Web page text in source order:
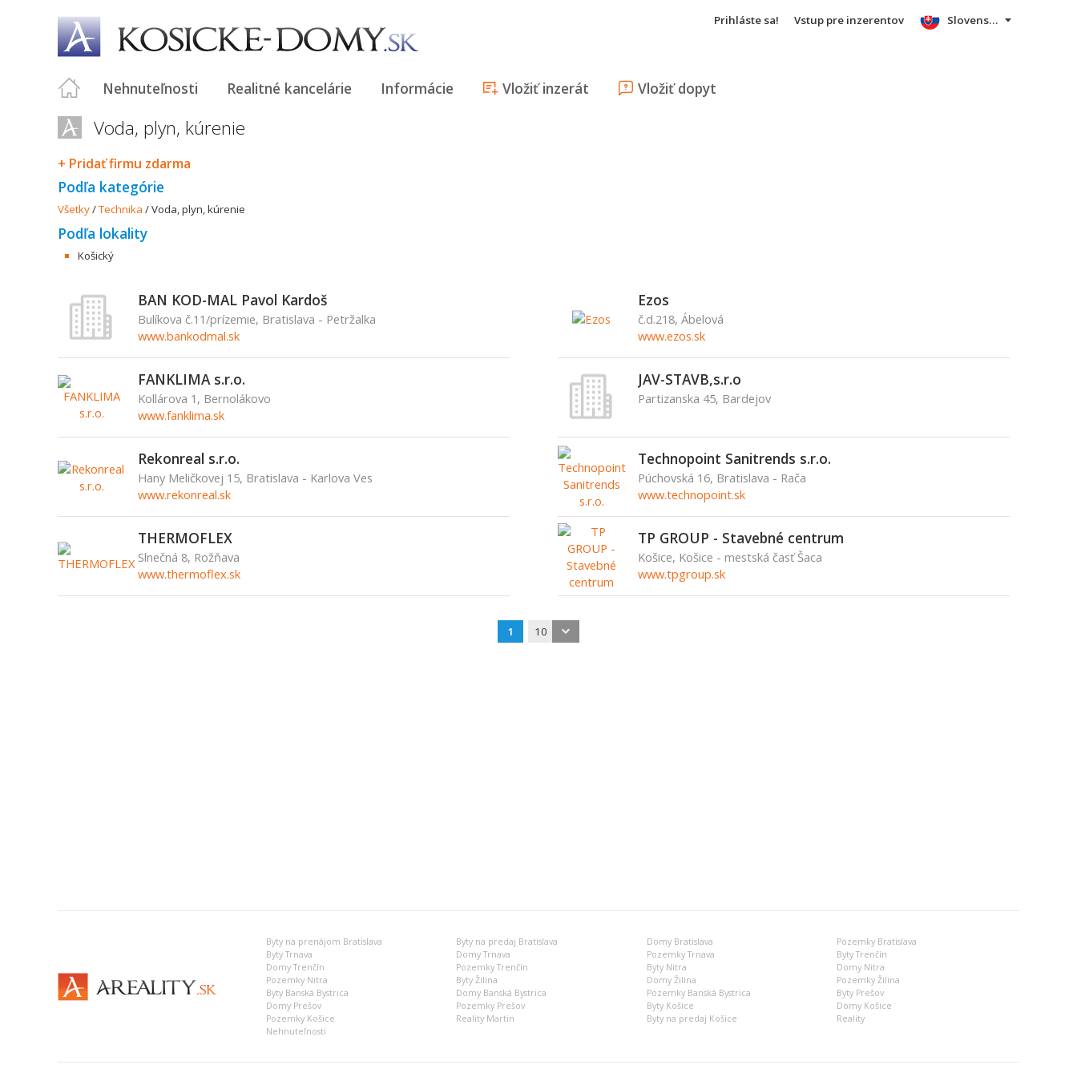
Prihláste sa! Vstup pre inzerentov
Nehnuteľnosti Realitné kancelárie Informácie Vložiť inzerát Vložiť dopyt
Slovensky
Voda, plyn, kúrenie
+ Pridať firmu zdarma
Podľa kategórie
Všetky/Technika /Voda, plyn, kúrenie
Podľa lokality
Košický
BAN KOD-MAL Pavol Kardoš
Bulíkova č.11/prízemie, Bratislava - Petržalka
www.bankodmal.sk
Ezos
č.d.218, Ábelová
www.ezos.sk
FANKLIMA s.r.o.
Kollárova 1, Bernolákovo
www.fanklima.sk
JAV-STAVB,s.r.o
Partizanska 45, Bardejov
Rekonreal s.r.o.
Hany Meličkovej 15, Bratislava - Karlova Ves
www.rekonreal.sk
Technopoint Sanitrends s.r.o.
Púchovská 16, Bratislava - Rača
www.technopoint.sk
THERMOFLEX
Slnečná 8, Rožňava
www.thermoflex.sk
TP GROUP - Stavebné centrum
Košice, Košice - mestská časť Šaca
www.tpgroup.sk
1 10
Byty na prenájom Bratislava Byty na predaj Bratislava Domy Bratislava
Pozemky Bratislava
Byty Trnava
Domy Trnava Pozemky Trnava
Byty Trenčín
Domy Trenčín
Pozemky Trenčín Byty Nitra
Domy Nitra
Pozemky Nitra
Byty Žilina Domy Žilina
Pozemky Žilina
Byty Banská Bystrica
Domy Banská Bystrica Pozemky Banská Bystrica
Byty Prešov
Domy Prešov
Pozemky Prešov Byty Košice
Domy Košice
Pozemky Košice
Reality Martin Byty na predaj Košice
Reality
Nehnuteľnosti